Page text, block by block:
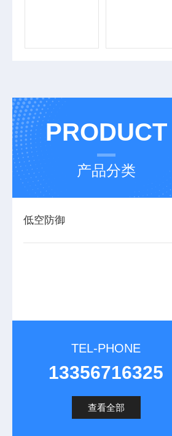
PRODUCT
产品分类
低空防御
TEL-PHONE
13356716325
查看全部